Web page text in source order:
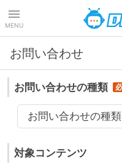
MENU
お問い合わせ
お問い合わせの種類
お問い合わせの種類
対象コンテンツ